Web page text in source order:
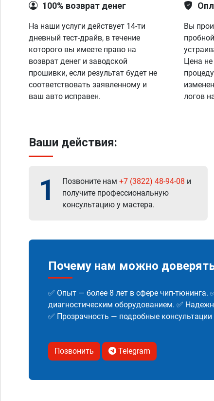
100% возврат денег
На наши услуги действует 14-ти
дневный тест-драйв, в течение
которого вы имеете право на
возврат денег и заводской
прошивки, если результат будет не
соответствовать заявленному и
ваш авто исправен.
Вы
Цена не
логов
Ваши действия:
1 Позвоните нам +7 (3822) 48-94-08 и
получите профессиональную
консультацию у мастера.
Почему нам можно
✅ Опыт — более 8 лет в сфере чип-
диагностическим оборудованием. ✅
✅ Прозрачность — подробные
Позвонить Telegram